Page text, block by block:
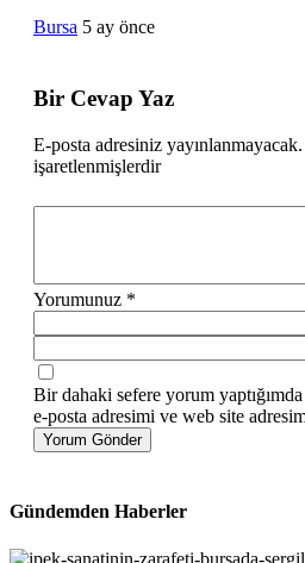
Bursa 5 ay önce
Bir Cevap Yaz
E-posta adresiniz yayınlanmayacak.
işaretlenmişlerdir
Yorumunuz *
Bir dahaki sefere yorum
e-posta adresimi ve web site
Yorum Gönder
Gündemden Haberler